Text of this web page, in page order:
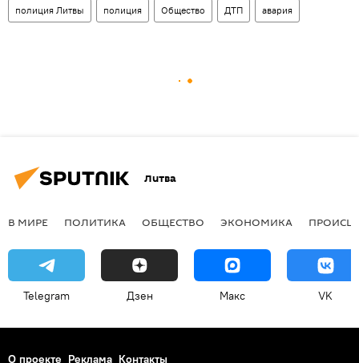
полиция Литвы полиция Общество ДТП авария
Литва
В МИРЕ ПОЛИТИКА ОБЩЕСТВО ЭКОНОМИКА
Telegram Дзен Макс VK
О проекте Реклама Контакты